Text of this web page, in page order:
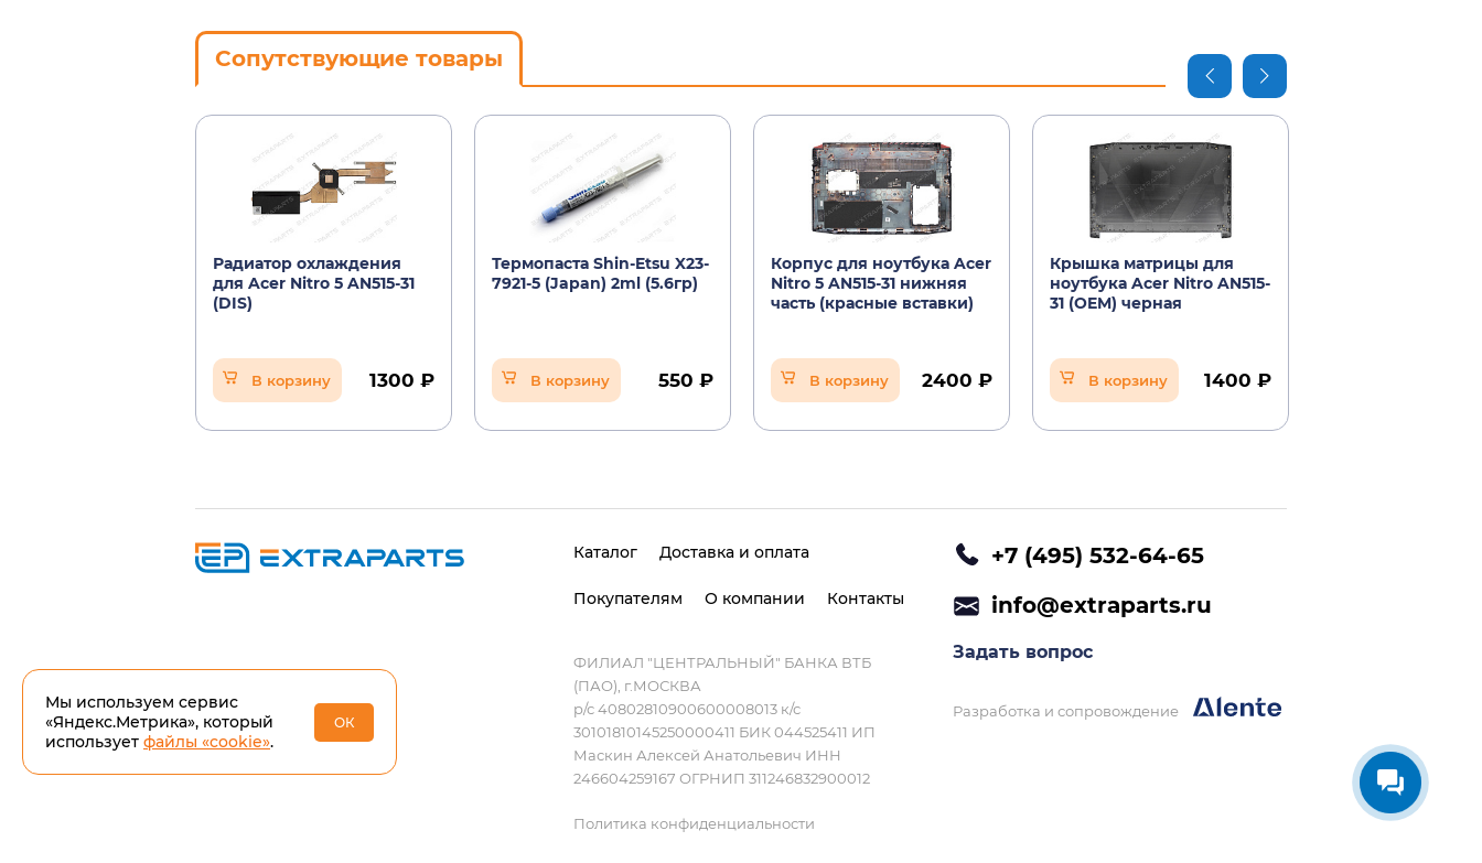
Сопутствующие товары
Радиатор охлаждения
для Acer Nitro 5 AN515-31
(DIS)
В корзину 1300 ₽
Термопаста Shin-Etsu X23-
7921-5 (Japan) 2ml (5.6гр)
В корзину 550 ₽
Корпус для ноутбука Acer
Nitro 5 AN515-31 нижняя
часть (красные вставки)
В корзину 2400 ₽
Крышка матрицы для
ноутбука Acer Nitro AN515-
31 (OEM) черная
В корзину 1400 ₽
Каталог Доставка и оплата
Покупателям О компании Контакты
ФИЛИАЛ "ЦЕНТРАЛЬНЫЙ" БАНКА ВТБ
(ПАО), г.МОСКВА
р/с 40802810900600008013 к/с
30101810145250000411 БИК 044525411 ИП
Маскин Алексей Анатольевич ИНН
246604259167 ОГРНИП 311246832900012
Политика конфиденциальности
+7 (495) 532-64-65
info@extraparts.ru
Задать вопрос
Разработка и сопровождение
Мы используем сервис
«Яндекс.Метрика», который
использует файлы «cookie».
ОК